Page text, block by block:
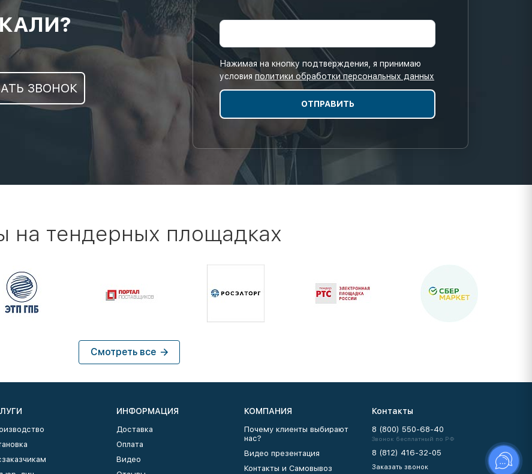
ЗВОНОК
Нажимая на кнопку подтверждения, я принимаю
условия политики обработки персональных данных
на тендерных площадках
Смотреть все
ИНФОРМАЦИЯ
Доставка
Оплата
Видео
КОМПАНИЯ
Почему клиенты выбирают
нас?
Видео презентация
Контакты и Самовывоз
Контакты
8 (800) 550-68-40
Звонок бесплатный по РФ
8 (812) 416-32-05
Заказать звонок